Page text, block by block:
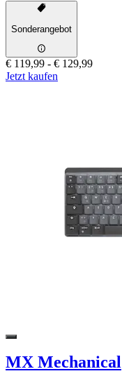
Sonderangebot
€ 119,99 - € 129,99
Jetzt kaufen
MX Mechanical